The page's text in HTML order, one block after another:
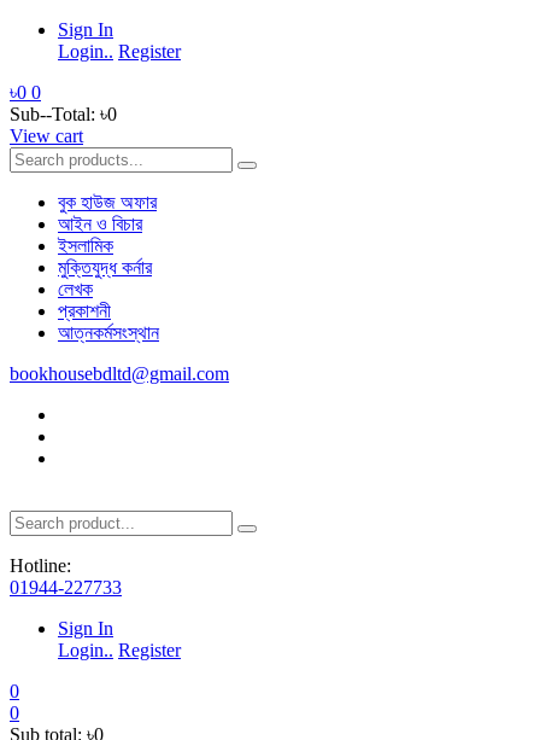
Sign In
Login.. Register
৳0 0
Sub--Total: ৳0
View cart
বুক হাউজ অফার
আইন ও বিচার
ইসলামিক
মুক্তিযুদ্ধ কর্নার
লেখক
প্রকাশনী
আত্নকর্মসংস্থান
bookhousebdltd@gmail.com
Hotline:
01944-227733
Sign In
Login.. Register
0
0
Sub total: ৳0